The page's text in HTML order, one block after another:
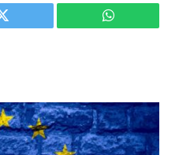
Twitter WhatsApp